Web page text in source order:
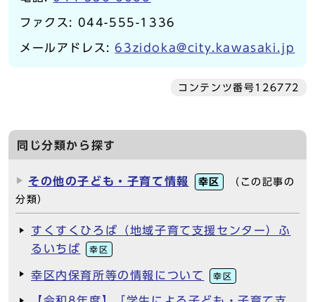
ファクス: 044-555-1336
メールアドレス:63zidoka@city.kawasaki.jp
コンテンツ番号126772
同じ分類から探す
その他の子ども・子育て情報 幸区
（この記事の
分類）
すくすくひろば（地域子育て支援センター）ふ
るいちば
幸区
幸区内保育所等の情報について 幸区